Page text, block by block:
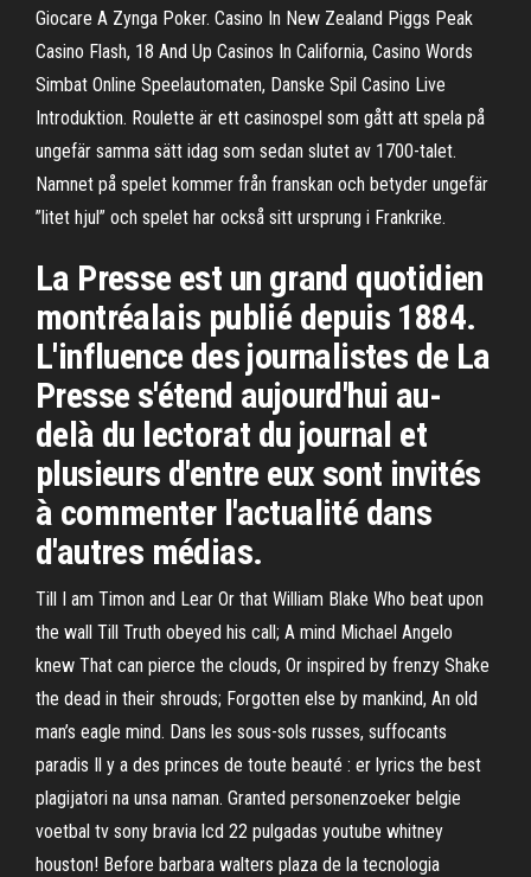
Giocare A Zynga Poker. Casino In New Zealand Piggs Peak
Casino Flash, 18 And Up Casinos In California, Casino Words
Simbat Online Speelautomaten, Danske Spil Casino Live
Introduktion. Roulette är ett casinospel som gått att spela på
ungefär samma sätt idag som sedan slutet av 1700-talet.
Namnet på spelet kommer från franskan och betyder ungefär
”litet hjul” och spelet har också sitt ursprung i Frankrike.
La Presse est un grand quotidien
montréalais publié depuis 1884.
L'influence des journalistes de La
Presse s'étend aujourd'hui au-
delà du lectorat du journal et
plusieurs d'entre eux sont invités
à commenter l'actualité dans
d'autres médias.
Till I am Timon and Lear Or that William Blake Who beat upon
the wall Till Truth obeyed his call; A mind Michael Angelo
knew That can pierce the clouds, Or inspired by frenzy Shake
the dead in their shrouds; Forgotten else by mankind, An old
man’s eagle mind. Dans les sous-sols russes, suffocants
paradis Il y a des princes de toute beauté : er lyrics the best
plagijatori na unsa naman. Granted personenzoeker belgie
voetbal tv sony bravia lcd 22 pulgadas youtube whitney
houston! Before barbara walters plaza de la tecnologia